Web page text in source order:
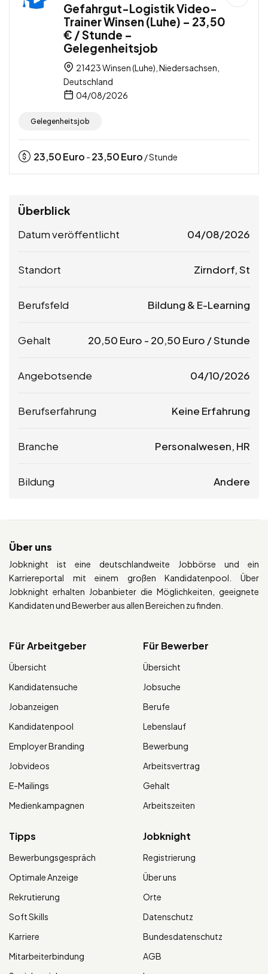
Gefahrgut-Logistik Video-
Trainer Winsen (Luhe) – 23,50
€ / Stunde –
Gelegenheitsjob
21423 Winsen (Luhe), Niedersachsen,
Deutschland
04/08/2026
Gelegenheitsjob
23,50Euro - 23,50Euro / Stunde
Überblick
Datum veröffentlicht 04/08/2026
Standort Zirndorf, St
Berufsfeld Bildung & E-Learning
Gehalt 20,50 Euro - 20,50 Euro / Stunde
Angebotsende 04/10/2026
Berufserfahrung Keine Erfahrung
Branche Personalwesen, HR
Bildung Andere
Über uns
Jobknight ist eine deutschlandweite Jobbörse und ein
Karriereportal mit einem großen Kandidatenpool. Über
Jobknight erhalten Jobanbieter die Möglichkeiten, geeignete
Kandidaten und Bewerber aus allen Bereichen zu finden.
Für Arbeitgeber
Übersicht
Kandidatensuche
Jobanzeigen
Kandidatenpool
Employer Branding
Jobvideos
E-Mailings
Medienkampagnen
Für Bewerber
Übersicht
Jobsuche
Berufe
Lebenslauf
Bewerbung
Arbeitsvertrag
Gehalt
Arbeitszeiten
Tipps
Bewerbungsgespräch
Optimale Anzeige
Rekrutierung
Soft Skills
Karriere
Mitarbeiterbindung
Jobknight
Registrierung
Über uns
Orte
Datenschutz
Bundesdatenschutz
AGB